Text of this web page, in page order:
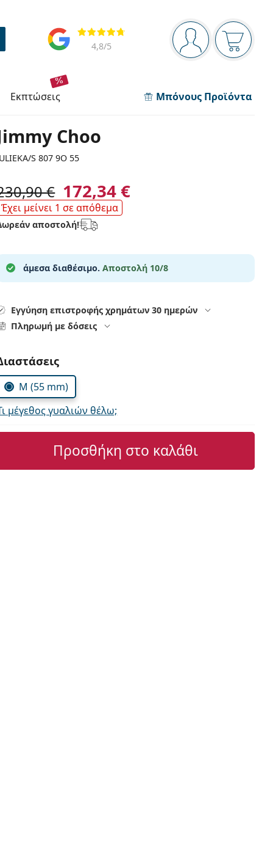
Πίνακας πλοήγησης
Είστε
Το
Αξιολογήσεις
4,8/5
εκπτώσεις Μπόνους Προϊόντα
Choo
S 807 9O 55
€ 172,34 €
Έχει μείνει 1 σε απόθεμα
αποστολή!
άμεσα διαθέσιμο. Αποστολή 10/8
Εγγύηση επιστροφής χρημάτων 30 ημερών
Πληρωμή με δόσεις
τις παράμετρους
M (55 mm)
μέγεθος γυαλιών θέλω;
Προσθήκη στο καλάθι